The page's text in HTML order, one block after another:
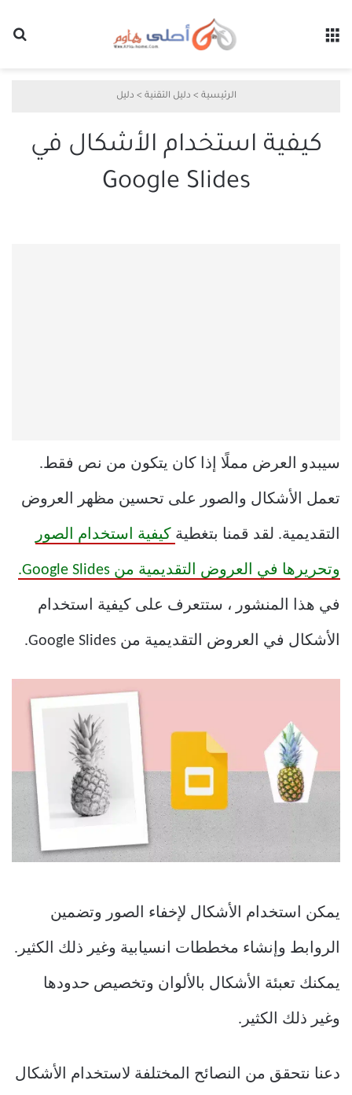
الرئيسية > دليل التقنية > دليل
كيفية استخدام الأشكال في
Google Slides
سيبدو العرض مملًا إذا كان يتكون من نص فقط.
تعمل الأشكال والصور على تحسين مظهر العروض
التقديمية. لقد قمنا بتغطية كيفية استخدام الصور
وتحريرها في العروض التقديمية من Google Slides.
في هذا المنشور ، ستتعرف على كيفية استخدام
الأشكال في العروض التقديمية من Google Slides.
يمكن استخدام الأشكال لإخفاء الصور وتضمين
الروابط وإنشاء مخططات انسيابية وغير ذلك الكثير.
يمكنك تعبئة الأشكال بالألوان وتخصيص حدودها
وغير ذلك الكثير.
دعنا نتحقق من النصائح المختلفة لاستخدام الأشكال